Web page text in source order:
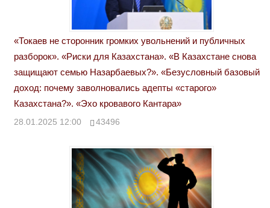
«Токаев не сторонник громких увольнений и публичных
разборок». «Риски для Казахстана». «В Казахстане снова
защищают семью Назарбаевых?». «Безусловный базовый
доход: почему заволновались адепты «старого»
Казахстана?». «Эхо кровавого Кантара»
28.01.2025 12:00 43496